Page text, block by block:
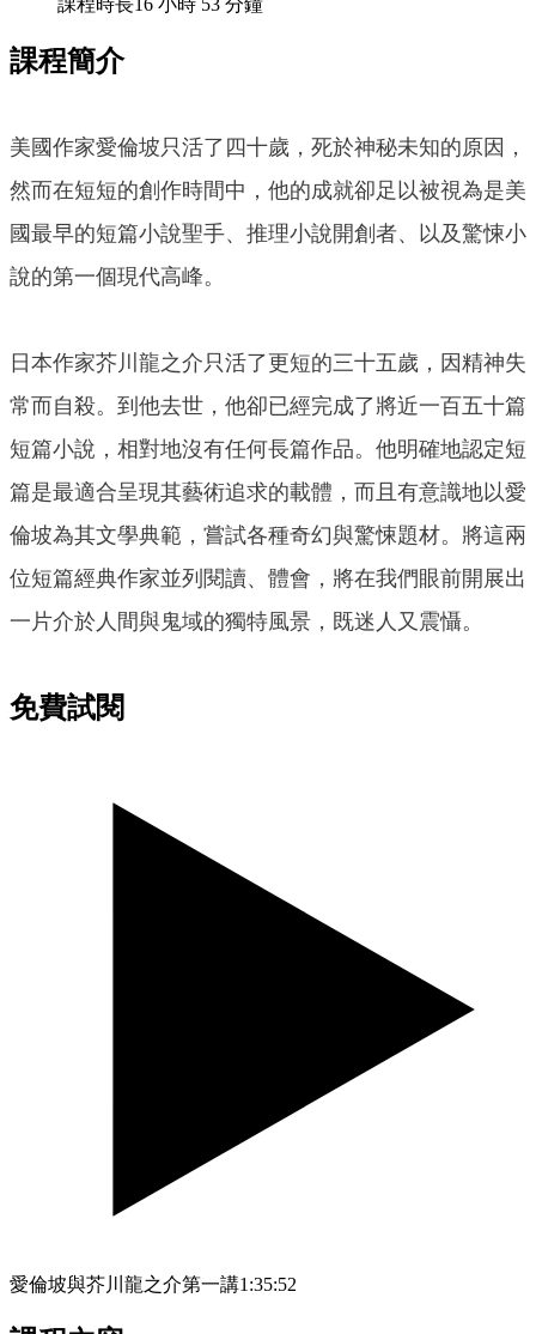
課程時長16 小時 53 分鐘
課程簡介
美國作家愛倫坡只活了四十歲，死於神秘未知的原因，
然而在短短的創作時間中，他的成就卻足以被視為是美
國最早的短篇小說聖手、推理小說開創者、以及驚悚小
說的第一個現代高峰。
日本作家芥川龍之介只活了更短的三十五歲，因精神失
常而自殺。到他去世，他卻已經完成了將近一百五十篇
短篇小說，相對地沒有任何長篇作品。他明確地認定短
篇是最適合呈現其藝術追求的載體，而且有意識地以愛
倫坡為其文學典範，嘗試各種奇幻與驚悚題材。將這兩
位短篇經典作家並列閱讀、體會，將在我們眼前開展出
一片介於人間與鬼域的獨特風景，既迷人又震懾。
免費試閱
愛倫坡與芥川龍之介第一講1:35:52